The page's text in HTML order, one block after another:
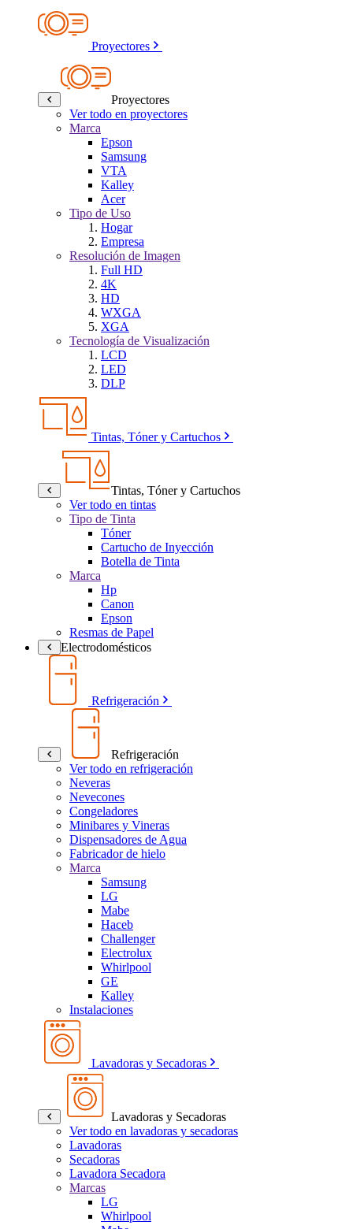
Proyectores
Proyectores
Ver todo en proyectores
Marca
Epson
Samsung
VTA
Kalley
Acer
Tipo de Uso
Hogar
Empresa
Resolución de Imagen
Full HD
4K
HD
WXGA
XGA
Tecnología de Visualización
LCD
LED
DLP
Tintas, Tóner y Cartuchos
Tintas, Tóner y Cartuchos
Ver todo en tintas
Tipo de Tinta
Tóner
Cartucho de Inyección
Botella de Tinta
Marca
Hp
Canon
Epson
Resmas de Papel
Electrodomésticos
Refrigeración
Refrigeración
Ver todo en refrigeración
Neveras
Nevecones
Congeladores
Minibares y Vineras
Dispensadores de Agua
Fabricador de hielo
Marca
Samsung
LG
Mabe
Haceb
Challenger
Electrolux
Whirlpool
GE
Kalley
Instalaciones
Lavadoras y Secadoras
Lavadoras y Secadoras
Ver todo en lavadoras y secadoras
Lavadoras
Secadoras
Lavadora Secadora
Marcas
LG
Whirlpool